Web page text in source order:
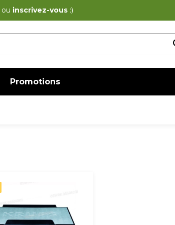
ou inscrivez-vous :)
Promotions